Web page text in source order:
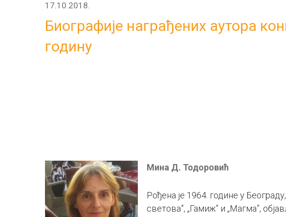
17.10.2018.
Биографије награђених аутора
годину
Мина Д. Тодоровић
Рођена је 1964. године у
светова”, „Гамиж” и „Магма”,